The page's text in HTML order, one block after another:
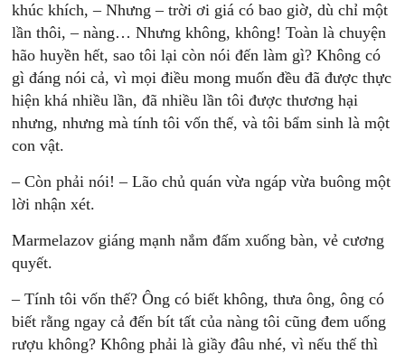
khúc khích, – Nhưng – trời ơi giá có bao giờ, dù chỉ một
lần thôi, – nàng… Nhưng không, không! Toàn là chuyện
hão huyền hết, sao tôi lại còn nói đến làm gì? Không có
gì đáng nói cả, vì mọi điều mong muốn đều đã được thực
hiện khá nhiều lần, đã nhiều lần tôi được thương hại
nhưng, nhưng mà tính tôi vốn thế, và tôi bẩm sinh là một
con vật.
– Còn phải nói! – Lão chủ quán vừa ngáp vừa buông một
lời nhận xét.
Marmelazov giáng mạnh nắm đấm xuống bàn, vẻ cương
quyết.
– Tính tôi vốn thế? Ông có biết không, thưa ông, ông có
biết rằng ngay cả đến bít tất của nàng tôi cũng đem uống
rượu không? Không phải là giầy đâu nhé, vì nếu thế thì